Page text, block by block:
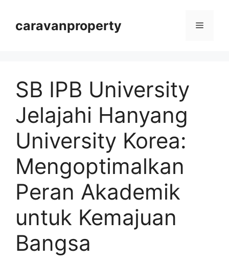
caravanproperty Menu
SB IPB University
Jelajahi Hanyang
University Korea:
Mengoptimalkan
Peran Akademik
untuk Kemajuan
Bangsa